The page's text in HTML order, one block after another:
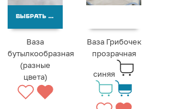
ВЫБРАТЬ ВАРИАНТЫ
Ваза
бутылкообразная
(разные
цвета)
Ваза Грибочек
прозрачная
синяя